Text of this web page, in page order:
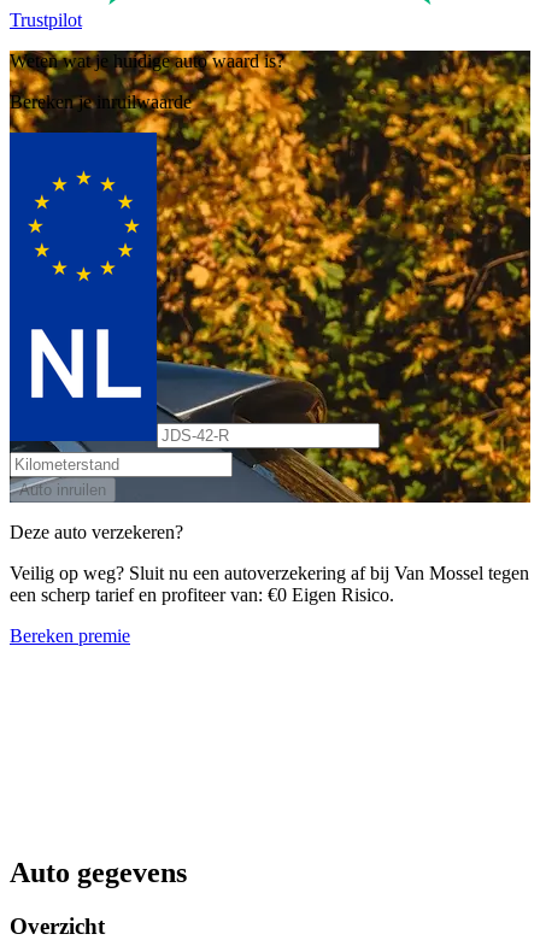
Trustpilot
Weten wat je huidige auto waard is?
Bereken je inruilwaarde
Auto inruilen
Deze auto verzekeren?
Veilig op weg? Sluit nu een autoverzekering af bij Van Mossel tegen
een scherp tarief en profiteer van: €0 Eigen Risico.
Bereken premie
Auto gegevens
Overzicht